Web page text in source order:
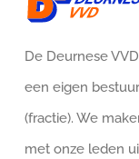
De Deurnese
een eigen
(fractie). We
met onze leden